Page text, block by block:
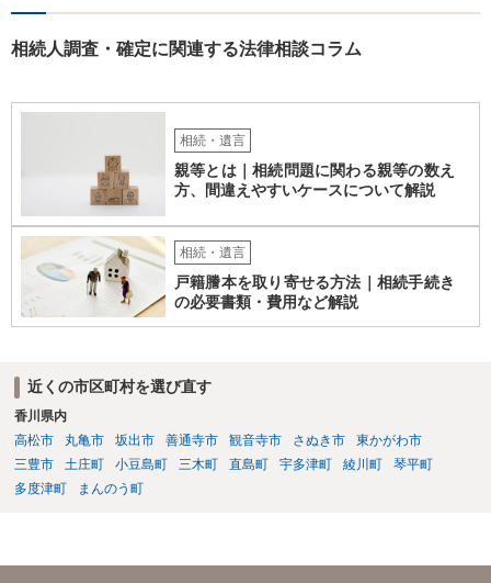
相続人調査・確定に関連する法律相談コラム
相続・遺言
親等とは｜相続問題に関わる親等の数え
方、間違えやすいケースについて解説
相続・遺言
戸籍謄本を取り寄せる方法｜相続手続き
の必要書類・費用など解説
近くの市区町村を選び直す
香川県内
高松市
丸亀市 坂出市 善通寺市 観音寺市 さぬき市
東かがわ市
三豊市
土庄町 小豆島町 三木町 直島町 宇多津町 綾川町
琴平町
多度津町
まんのう町